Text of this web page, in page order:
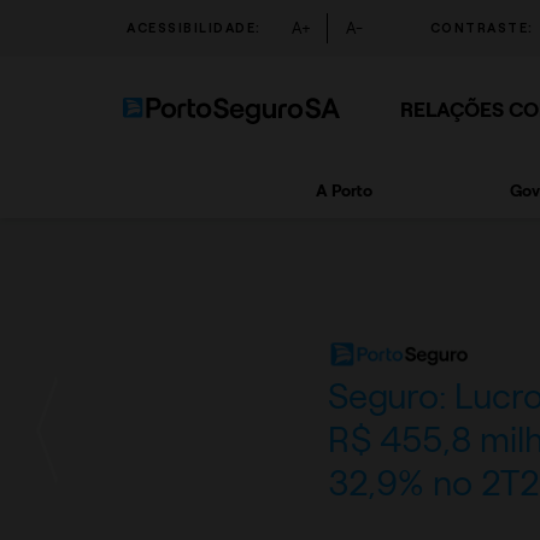
ACESSIBILIDADE: A+ A- CONTRASTE:
RELAÇÕES
A Porto
Seguro:
R$ 455,8
32,9% no